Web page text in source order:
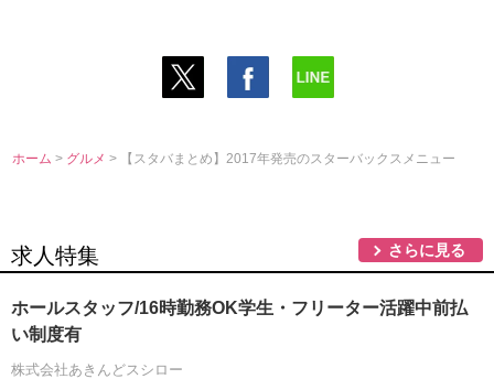
ホーム > グルメ> 【スタバまとめ】2017年発売のスターバックスメニュー
求人特集 さらに見る
ホールスタッフ/16時勤務OK学生・フリーター活躍中前払
い制度有
株式会社あきんどスシロー